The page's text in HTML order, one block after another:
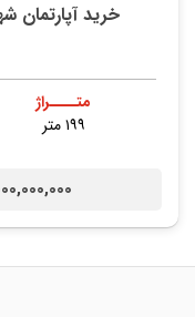
خرید آپارتمان
متــــراژ
۱۹۹ متر
10,000,000,000